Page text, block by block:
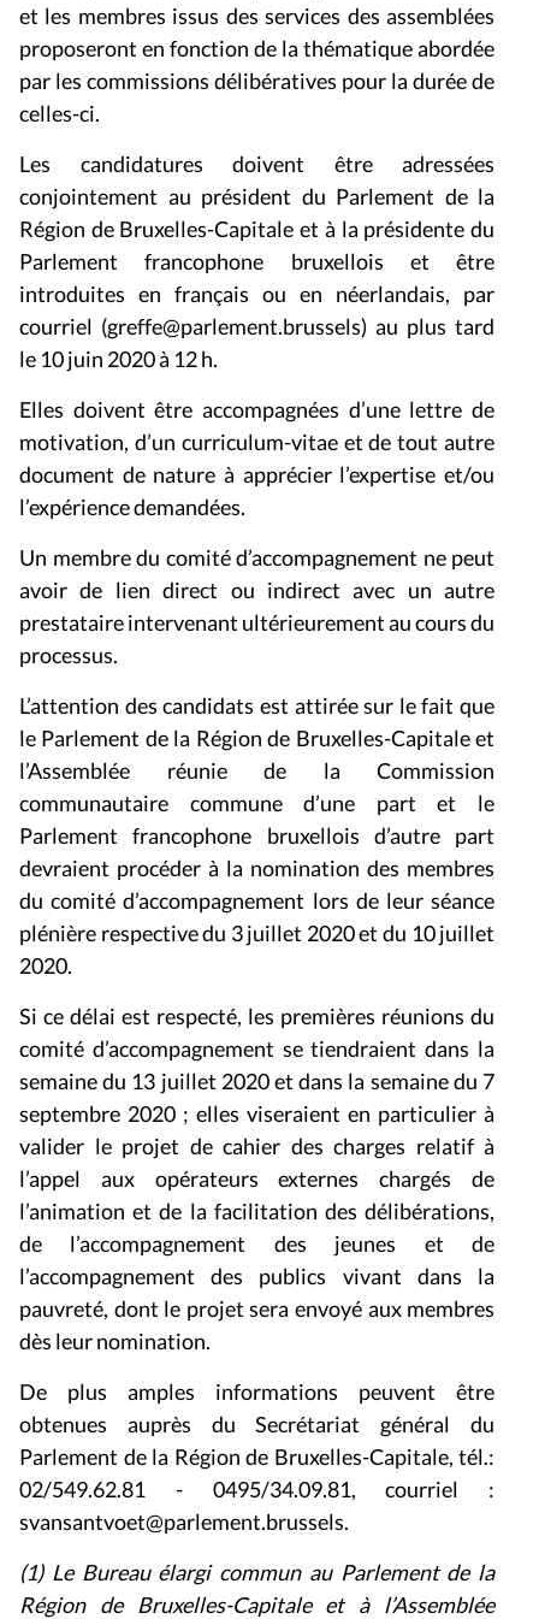
et les membres issus des services des assemblées
proposeront en fonction de la thématique abordée
par les commissions délibératives pour la durée de
celles-ci.
Les candidatures doivent être adressées
conjointement au président du Parlement de la
Région de Bruxelles-Capitale et à la présidente du
Parlement francophone bruxellois et être
introduites en français ou en néerlandais, par
courriel (greffe@parlement.brussels) au plus tard
le 10 juin 2020 à 12 h.
Elles doivent être accompagnées d’une lettre de
motivation, d’un curriculum-vitae et de tout autre
document de nature à apprécier l’expertise et/ou
l’expérience demandées.
Un membre du comité d’accompagnement ne peut
avoir de lien direct ou indirect avec un autre
prestataire intervenant ultérieurement au cours du
processus.
L’attention des candidats est attirée sur le fait que
le Parlement de la Région de Bruxelles-Capitale et
l’Assemblée réunie de la Commission
communautaire commune d’une part et le
Parlement francophone bruxellois d’autre part
devraient procéder à la nomination des membres
du comité d’accompagnement lors de leur séance
plénière respective du 3 juillet 2020 et du 10 juillet
2020.
Si ce délai est respecté, les premières réunions du
comité d’accompagnement se tiendraient dans la
semaine du 13 juillet 2020 et dans la semaine du 7
septembre 2020 ; elles viseraient en particulier à
valider le projet de cahier des charges relatif à
l’appel aux opérateurs externes chargés de
l’animation et de la facilitation des délibérations,
de l’accompagnement des jeunes et de
l’accompagnement des publics vivant dans la
pauvreté, dont le projet sera envoyé aux membres
dès leur nomination.
De plus amples informations peuvent être
obtenues auprès du Secrétariat général du
Parlement de la Région de Bruxelles-Capitale, tél.:
02/549.62.81 - 0495/34.09.81, courriel :
svansantvoet@parlement.brussels.
(1) Le Bureau élargi commun au Parlement de la
Région de Bruxelles-Capitale et à l’Assemblée